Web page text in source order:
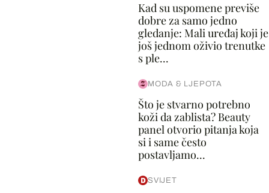
Kad su uspomene previše
dobre za samo jedno
gledanje: Mali uređaj koji je
još jednom oživio trenutke
s ple...
MODA & LJEPOTA
Što je stvarno potrebno
koži da zablista? Beauty
panel otvorio pitanja koja
si i same često
postavljamo...
SVIJET